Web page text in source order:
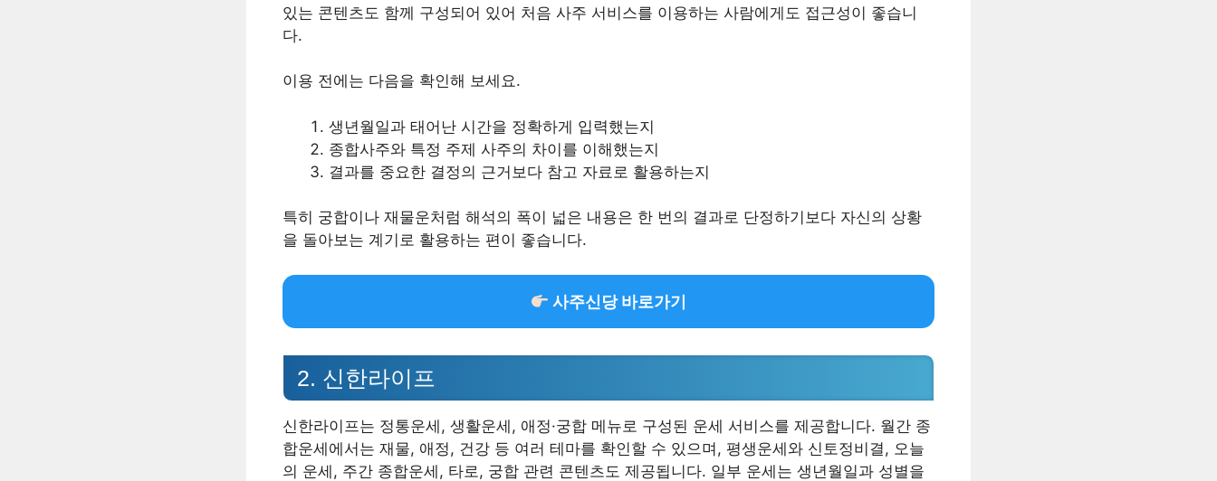
있는 콘텐츠도 함께 구성되어 있어 처음 사주 서비스를 이용하는 사람에게도 접근성이 좋습니
다.
이용 전에는 다음을 확인해 보세요.
생년월일과 태어난 시간을 정확하게 입력했는지
종합사주와 특정 주제 사주의 차이를 이해했는지
결과를 중요한 결정의 근거보다 참고 자료로 활용하는지
특히 궁합이나 재물운처럼 해석의 폭이 넓은 내용은 한 번의 결과로 단정하기보다 자신의 상황
을 돌아보는 계기로 활용하는 편이 좋습니다.
사주신당 바로가기
2. 신한라이프
신한라이프는 정통운세, 생활운세, 애정·궁합 메뉴로 구성된 운세 서비스를 제공합니다. 월간 종
합운세에서는 재물, 애정, 건강 등 여러 테마를 확인할 수 있으며, 평생운세와 신토정비결, 오늘
의 운세, 주간 종합운세, 타로, 궁합 관련 콘텐츠도 제공됩니다. 일부 운세는 생년월일과 성별을